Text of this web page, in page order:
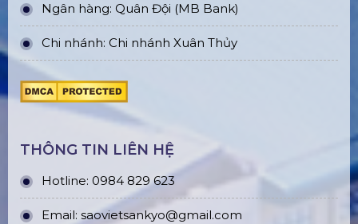
Ngân hàng: Quân Đội (MB Bank)
Chi nhánh: Chi nhánh Xuân Thủy
THÔNG TIN LIÊN HỆ
Hotline: 0984 829 623
Email: saovietsankyo@gmail.com